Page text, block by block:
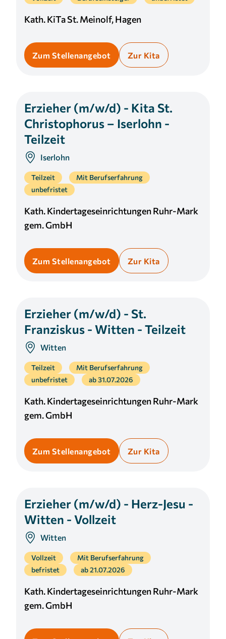
Kath. KiTa St. Meinolf, Hagen
Zum Stellenangebot Zur Kita
Erzieher (m/w/d) - Kita St.
Christophorus – Iserlohn -
Teilzeit
Iserlohn
Teilzeit
Mit Berufserfahrung
unbefristet
Kath. Kindertageseinrichtungen Ruhr-Mark
gem. GmbH
Zum Stellenangebot Zur Kita
Erzieher (m/w/d) - St.
Franziskus - Witten - Teilzeit
Witten
Teilzeit
Mit Berufserfahrung
unbefristet
ab 31.07.2026
Kath. Kindertageseinrichtungen Ruhr-Mark
gem. GmbH
Zum Stellenangebot Zur Kita
Erzieher (m/w/d) - Herz-Jesu -
Witten - Vollzeit
Witten
Vollzeit
Mit Berufserfahrung
befristet
ab 21.07.2026
Kath. Kindertageseinrichtungen Ruhr-Mark
gem. GmbH